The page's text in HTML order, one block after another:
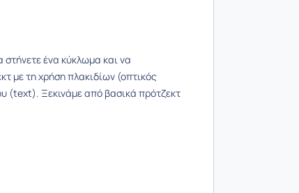
ένα κύκλωμα και να
με τη χρήση πλακιδίων (οπτικός
(text). Ξεκινάμε από βασικά πρότζεκτ